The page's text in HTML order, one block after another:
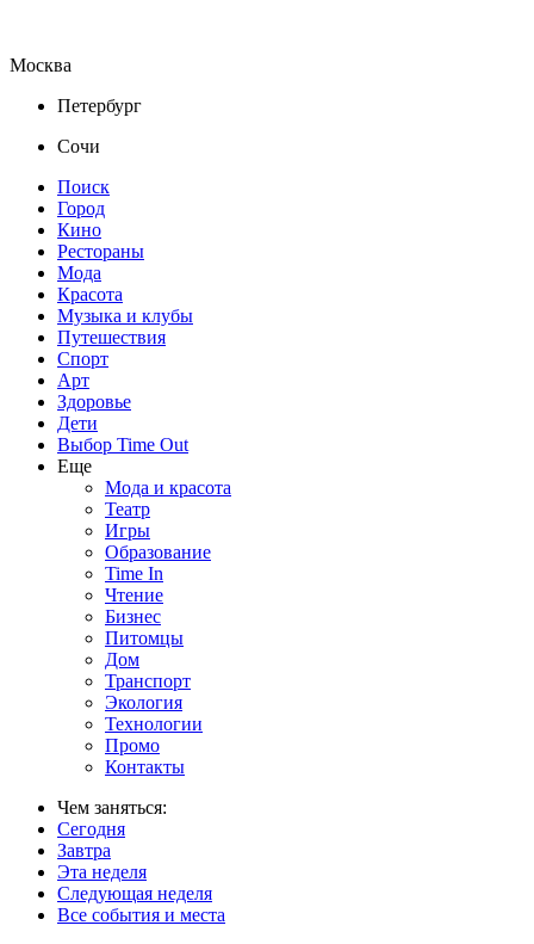
Москва
Петербург
Сочи
Поиск
Город
Кино
Рестораны
Мода
Красота
Музыка и клубы
Путешествия
Спорт
Арт
Здоровье
Дети
Выбор Time Out
Еще
Мода и красота
Театр
Игры
Образование
Time In
Чтение
Бизнес
Питомцы
Дом
Транспорт
Экология
Технологии
Промо
Контакты
Чем заняться:
Сегодня
Завтра
Эта неделя
Следующая неделя
Все события и места